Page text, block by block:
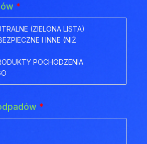
Z PRZYCZEPĄ
(NISKOPODWOZIOWA)
Z OBNIŻONYM
BDF
DO TRANSPORTU
*
(ZIELONA LISTA)
I INNE (NIŻ
POCHODZENIA
*